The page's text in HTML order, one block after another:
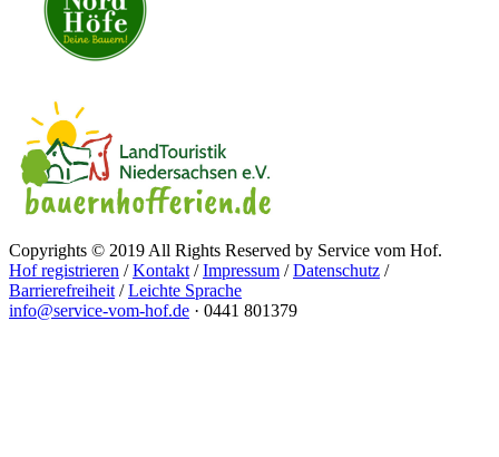
Copyrights © 2019 All Rights Reserved by Service vom Hof.
Hof registrieren /Kontakt /Impressum /Datenschutz /
Barrierefreiheit /Leichte Sprache
info@service-vom-hof.de · 0441 801379